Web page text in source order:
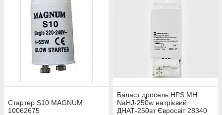
Стартер S10 MAGNUM
10062675
Баласт дросель HPS MH
NaHJ-250w натрієвий
ДНАТ-250вт Євросвіт 28340